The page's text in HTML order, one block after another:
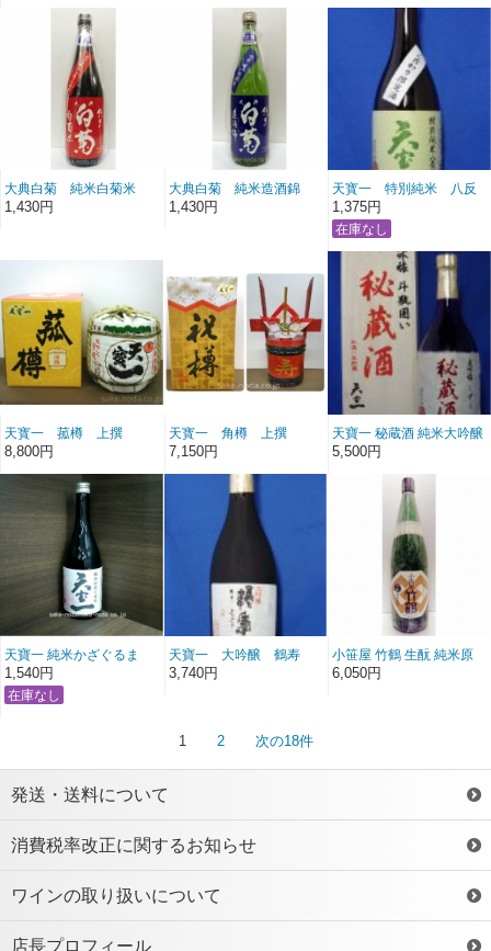
大典白菊 純米白菊米
720ml(白菊酒造)
1,430円
大典白菊 純米造酒錦
720ml（白菊酒造）
1,430円
天寳一 特別純米 八反
錦 720ml
1,375円
天寳一 菰樽 上撰
1800ml
8,800円
天寳一 角樽 上撰
1800ml
7,150円
天寶一 秘蔵酒 純米大吟醸
斗瓶囲い 720ml
5,500円
天寶一 純米かざぐるま
720ml
1,540円
天寶一 大吟醸 鶴寿
720ml
3,740円
小笹屋 竹鶴 生酛 純米原
酒 1800ml
6,050円
1 2 次の18件
発送・送料について
消費税率改正に関するお知らせ
ワインの取り扱いについて
店長プロフィール